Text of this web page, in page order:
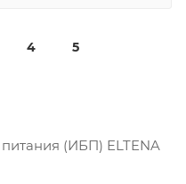
4 5
(ИБП) ELTENA